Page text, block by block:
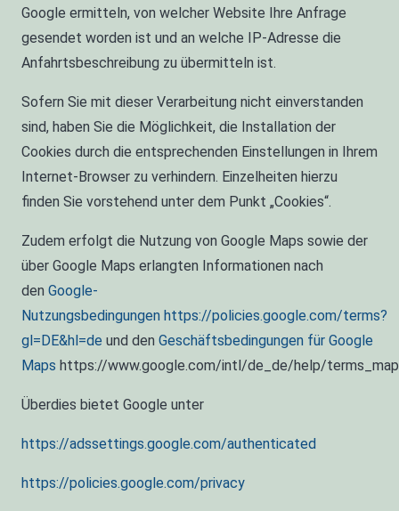
Google ermitteln, von welcher Website Ihre Anfrage
gesendet worden ist und an welche IP-Adresse die
Anfahrtsbeschreibung zu übermitteln ist.
Sofern Sie mit dieser Verarbeitung nicht einverstanden
sind, haben Sie die Möglichkeit, die Installation der
Cookies durch die entsprechenden Einstellungen in Ihrem
Internet-Browser zu verhindern. Einzelheiten hierzu
finden Sie vorstehend unter dem Punkt „Cookies“.
Zudem erfolgt die Nutzung von Google Maps sowie der
über Google Maps erlangten Informationen nach
den Google-
Nutzungsbedingungen https://policies.google.com/terms?
gl=DE&hl=de und den Geschäftsbedingungen für Google
Maps https://www.google.com/intl/de_de/help/
Überdies bietet Google unter
https://adssettings.google.com/authenticated
https://policies.google.com/privacy